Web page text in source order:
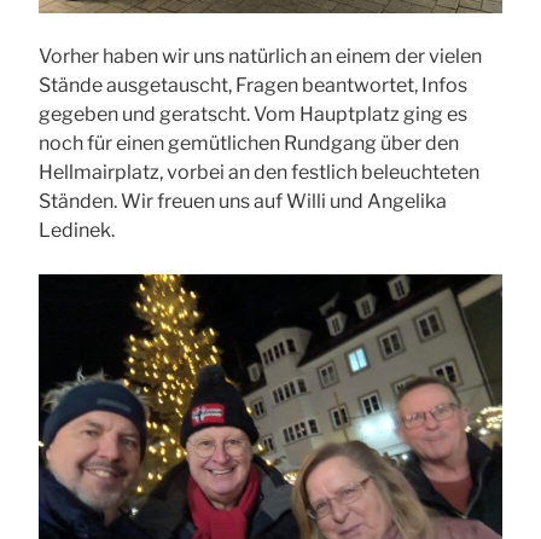
Vorher haben wir uns natürlich an einem der vielen
Stände ausgetauscht, Fragen beantwortet, Infos
gegeben und geratscht. Vom Hauptplatz ging es
noch für einen gemütlichen Rundgang über den
Hellmairplatz, vorbei an den festlich beleuchteten
Ständen. Wir freuen uns auf Willi und Angelika
Ledinek.